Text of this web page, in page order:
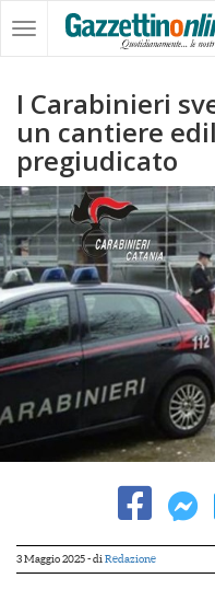
I Carabinieri
un cantiere
pregiudicato
3 Maggio 2025- di Redazione